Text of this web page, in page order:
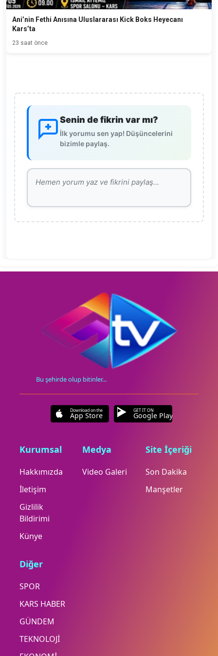
Ani’nin Fethi Anısına Uluslararası Kick Boks Heyecanı
Kars’ta
23 saat önce
Senin de fikrin var mı?
İlk yorumu sen yap! Düşüncelerini
bizimle paylaş.
Bu şehirde olup bitinler...
Download on the
App Store
GET IT ON
Google Play
Kurumsal
Hakkımızda
İletişim
Gizlilik
Bildirimi
Künye
Medya
Video Galeri
Site İçeriği
Son Dakika
Manşetler
Diğer
SPOR
KARS HABER
GÜNDEM
TEKNOLOJİ